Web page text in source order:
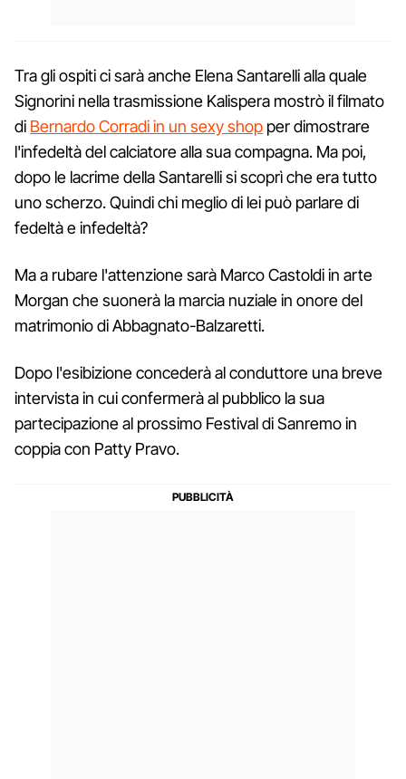
Tra gli ospiti ci sarà anche Elena Santarelli alla quale
Signorini nella trasmissione Kalispera mostrò il filmato
di Bernardo Corradi in un sexy shop per dimostrare
l'infedeltà del calciatore alla sua compagna. Ma poi,
dopo le lacrime della Santarelli si scoprì che era tutto
uno scherzo. Quindi chi meglio di lei può parlare di
fedeltà e infedeltà?
Ma a rubare l'attenzione sarà Marco Castoldi in arte
Morgan che suonerà la marcia nuziale in onore del
matrimonio di Abbagnato-Balzaretti.
Dopo l'esibizione concederà al conduttore una breve
intervista in cui confermerà al pubblico la sua
partecipazione al prossimo Festival di Sanremo in
coppia con Patty Pravo.